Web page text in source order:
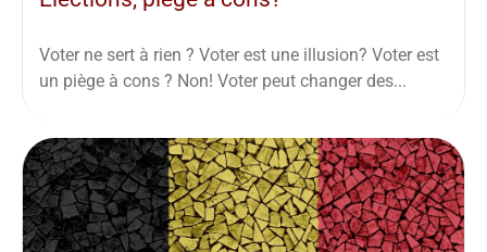
Voter ne sert à rien ? Voter est une illusion? Voter est
un piège à cons ? Non! Voter peut changer des...